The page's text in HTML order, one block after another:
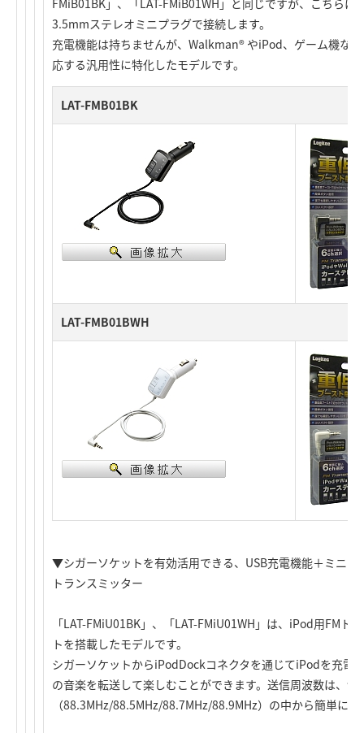
FMiB01BK」、「LAT-FMiB01WH」と同じですが、こちら
3.5mmステレオミニプラグで接続します。
充電機能は持ちませんが、Walkman® やiPod、ゲーム機な
応する汎用性に特化したモデルです。
LAT-FMB01BK
LAT-FMB01BWH
▼シガーソケットを有効活用できる、USB充電機能＋ミニジ
トランスミッター
「LAT-FMiU01BK」、「LAT-FMiU01WH」は、iPod用FMト
トを搭載したモデルです。
シガーソケットからiPodDockコネクタを通じてiPodを充電
の音楽を転送して楽しむことができます。送信周波数は、
（88.3MHz/88.5MHz/88.7MHz/88.9MHz）の中から簡単に